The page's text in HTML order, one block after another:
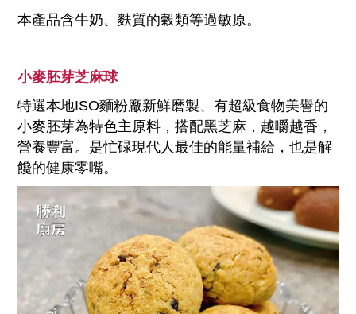
本產品含牛奶、麩質的穀類等過敏原。
小麥胚芽芝麻球
特選本地ISO麵粉廠新鮮磨製、有超級食物美譽的
小麥胚芽為特色主原料，搭配黑芝麻，越嚼越香，
營養豐富。是忙碌現代人最佳的能量補給，也是解
饞的健康零嘴。